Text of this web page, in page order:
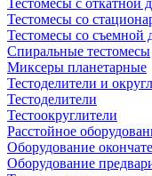
Тестомесы с откатной
Тестомесы со
Тестомесы со съемной
Спиральные тестомесы
Миксеры планетарные
Тестоделители и
Тестоделители
Тестоокруглители
Расстойное
Оборудование
Оборудование